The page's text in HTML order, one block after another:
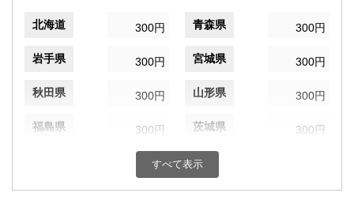
北海道 300円 青森県 300円
岩手県 300円 宮城県 300円
秋田県 300円 山形県 300円
福島県 300円 茨城県 300円
300円 群馬県
埼玉県 千葉県
すべて表示